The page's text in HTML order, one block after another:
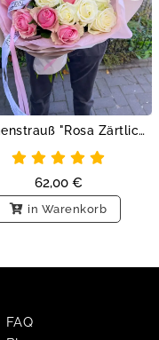
Blumenstrauß "Rosa Zärtlichkeit"
62,00 €
in Warenkorb
FAQ